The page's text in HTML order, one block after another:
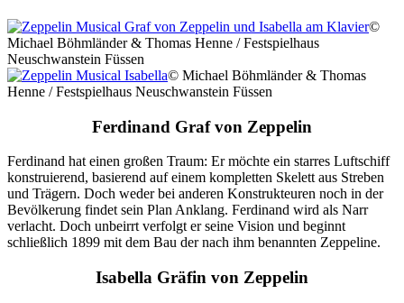
©
Michael Böhmländer & Thomas Henne / Festspielhaus
Neuschwanstein Füssen
© Michael Böhmländer & Thomas
Henne / Festspielhaus Neuschwanstein Füssen
Ferdinand Graf von Zeppelin
Ferdinand hat einen großen Traum: Er möchte ein starres Luftschiff
konstruierend, basierend auf einem kompletten Skelett aus Streben
und Trägern. Doch weder bei anderen Konstrukteuren noch in der
Bevölkerung findet sein Plan Anklang. Ferdinand wird als Narr
verlacht. Doch unbeirrt verfolgt er seine Vision und beginnt
schließlich 1899 mit dem Bau der nach ihm benannten Zeppeline.
Isabella Gräfin von Zeppelin